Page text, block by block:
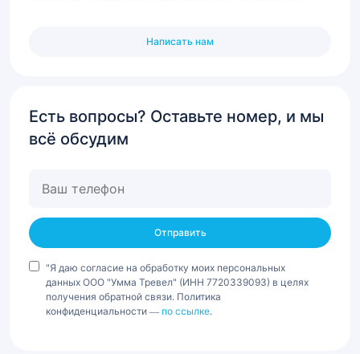
Написать нам
Есть вопросы? Оставьте номер, и мы
всё обсудим
телефон
"Я даю согласие на обработку моих персональных
данных ООО "Умма Тревел" (ИНН 7720339093) в целях
получения обратной связи. Политика
конфиденциальности — по ссылке.